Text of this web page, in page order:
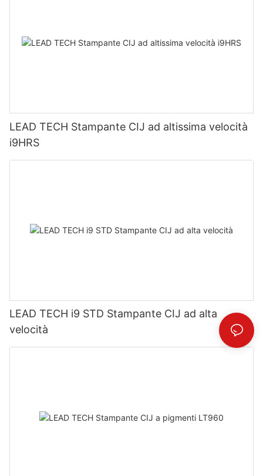
LEAD TECH Stampante CIJ ad altissima velocità
i9HRS
LEAD TECH i9 STD Stampante CIJ ad alta
velocità